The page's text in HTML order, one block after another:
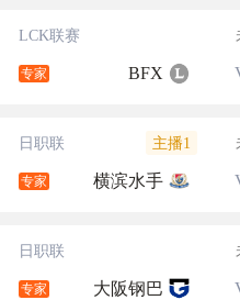
LCK联赛
专家 BFX
日职联 主播1
专家 横滨水手
日职联
专家 大阪钢巴